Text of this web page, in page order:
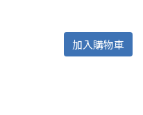
加入購物車